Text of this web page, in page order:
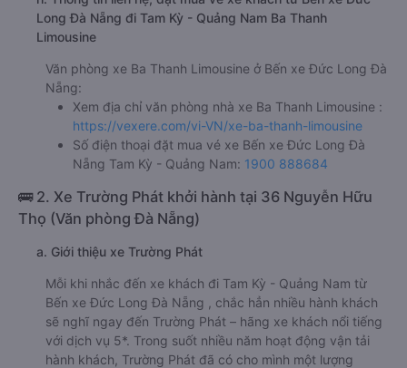
Long Đà Nẵng đi Tam Kỳ - Quảng Nam Ba Thanh
Limousine
Văn phòng xe Ba Thanh Limousine ở Bến xe Đức Long Đà
Nẵng:
Xem địa chỉ văn phòng nhà xe Ba Thanh Limousine :
https://vexere.com/vi-VN/xe-ba-thanh-limousine
Số điện thoại đặt mua vé xe Bến xe Đức Long Đà
Nẵng Tam Kỳ - Quảng Nam: 1900 888684
🚌 2. Xe Trường Phát khởi hành tại 36 Nguyễn Hữu
Thọ (Văn phòng Đà Nẵng)
a. Giới thiệu xe Trường Phát
Mỗi khi nhắc đến xe khách đi Tam Kỳ - Quảng Nam từ
Bến xe Đức Long Đà Nẵng , chắc hẳn nhiều hành khách
sẽ nghĩ ngay đến Trường Phát – hãng xe khách nổi tiếng
với dịch vụ 5*. Trong suốt nhiều năm hoạt động vận tải
hành khách, Trường Phát đã có cho mình một lượng